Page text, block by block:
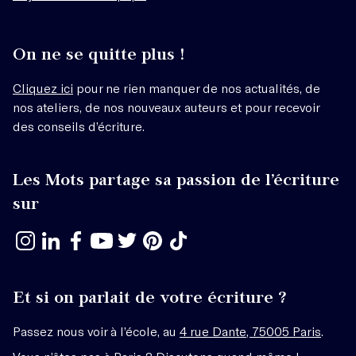
On ne se quitte plus !
Cliquez ici pour ne rien manquer de nos actualités, de
nos ateliers, de nos nouveaux auteurs et pour recevoir
des conseils d’écriture.
Les Mots partage sa passion de l’écriture
sur
Et si on parlait de votre écriture ?
Passez nous voir à l’école, au 4 rue Dante, 75005 Paris